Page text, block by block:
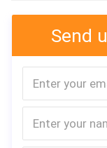
Send